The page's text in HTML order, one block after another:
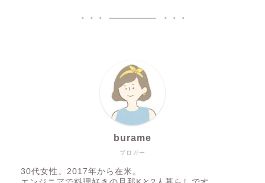
ブロガー
burame
30代女性。2017年から在米。